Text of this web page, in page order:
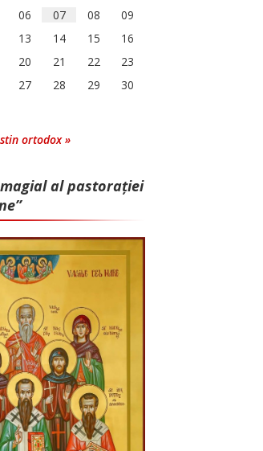
06 07 08
09
13 14 15
16
20 21 22
23
27 28 29
30
ortodox »
al pastorației